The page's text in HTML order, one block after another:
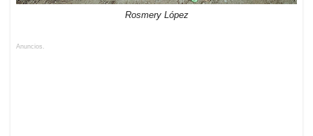
Rosmery López
Anuncios.